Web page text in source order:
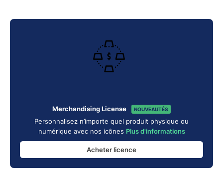
Merchandising License NOUVEAUTÉS
Personnalisez n’importe quel produit physique ou
numérique avec nos icônes Plus d'informations
Acheter licence